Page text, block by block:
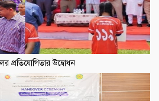
প্রতিযোগিতার উদ্বোধন